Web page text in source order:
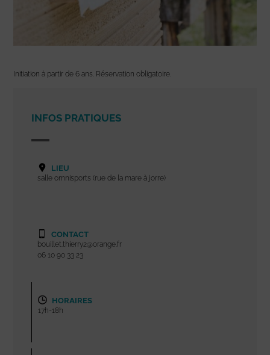
Initiation à partir de 6 ans. Réservation obligatoire.
INFOS PRATIQUES
LIEU
salle omnisports (rue de la mare à jorre)
CONTACT
bouillet.thierry2@orange.fr
06 10 90 33 23
HORAIRES
17h-18h